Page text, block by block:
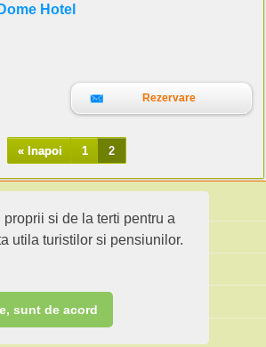
si de la terti pentru a
utila turistilor si pensiunilor.
sunt de acord
Hotel
Rezervare
« Inapoi 1 2
Cauta pensiuni